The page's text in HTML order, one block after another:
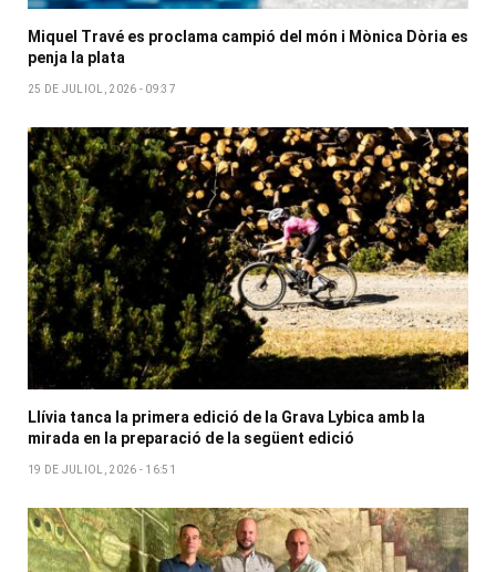
Miquel Travé es proclama campió del món i Mònica Dòria es
penja la plata
25 DE JULIOL, 2026 - 09:37
Llívia tanca la primera edició de la Grava Lybica amb la
mirada en la preparació de la següent edició
19 DE JULIOL, 2026 - 16:51